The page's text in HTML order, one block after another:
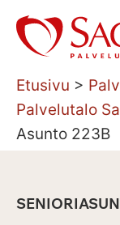
Siirry
sisältöön
Etusivu >
Palvelutalo
Asunto 223B